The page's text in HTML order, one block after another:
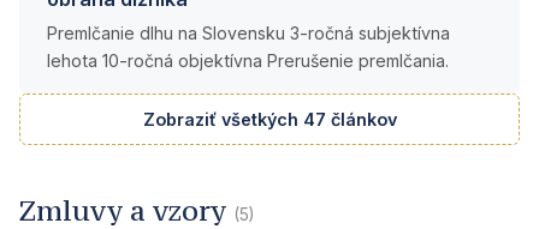
Premlčanie dlhu na Slovensku 3-ročná subjektívna
lehota 10-ročná objektívna Prerušenie premlčania.
Zobraziť všetkých 47 článkov
Zmluvy a vzory (5)